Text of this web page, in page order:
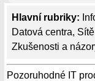
Hlavní rubriky:
Datová centra, Sítě
Zkušenosti a
Pozoruhodné IT